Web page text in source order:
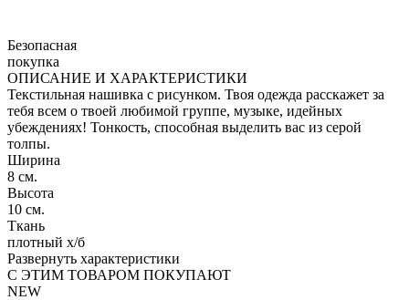
Безопасная
покупка
ОПИСАНИЕ И ХАРАКТЕРИСТИКИ
Текстильная нашивка с рисунком. Твоя одежда расскажет за
тебя всем о твоей любимой группе, музыке, идейных
убеждениях! Тонкость, способная выделить вас из серой
толпы.
Ширина
8 см.
Высота
10 см.
Ткань
плотный х/б
Развернуть характеристики
С ЭТИМ ТОВАРОМ ПОКУПАЮТ
NEW